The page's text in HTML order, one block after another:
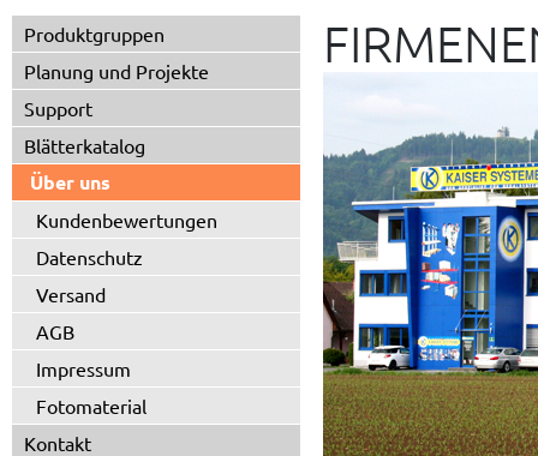
Produktgruppen
Planung und Projekte
Support
Blätterkatalog
Über uns
Kundenbewertungen
Datenschutz
Versand
AGB
Impressum
Fotomaterial
Kontakt